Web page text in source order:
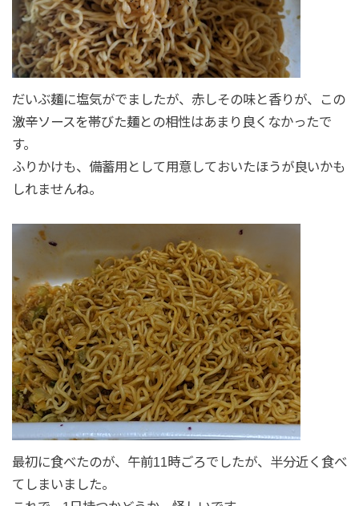
だいぶ麺に塩気がでましたが、赤しその味と香りが、この
激辛ソースを帯びた麺との相性はあまり良くなかったで
す。
ふりかけも、備蓄用として用意しておいたほうが良いかも
しれませんね。
最初に食べたのが、午前11時ごろでしたが、半分近く食べ
てしまいました。